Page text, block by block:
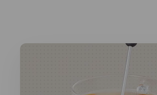
Lees meer over Draaibaar thee-ei